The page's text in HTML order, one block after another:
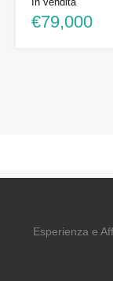
€79,000
Esperienza e